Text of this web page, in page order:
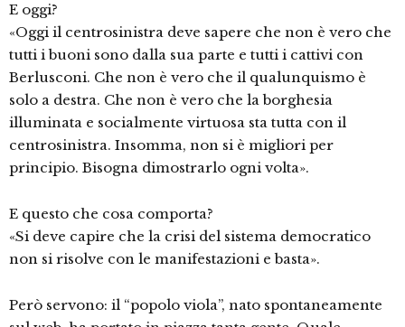
E oggi?
«Oggi il centrosinistra deve sapere che non è vero che
tutti i buoni sono dalla sua parte e tutti i cattivi con
Berlusconi. Che non è vero che il qualunquismo è
solo a destra. Che non è vero che la borghesia
illuminata e socialmente virtuosa sta tutta con il
centrosinistra. Insomma, non si è migliori per
principio. Bisogna dimostrarlo ogni volta».
E questo che cosa comporta?
«Si deve capire che la crisi del sistema democratico
non si risolve con le manifestazioni e basta».
Però servono: il “popolo viola”, nato spontaneamente